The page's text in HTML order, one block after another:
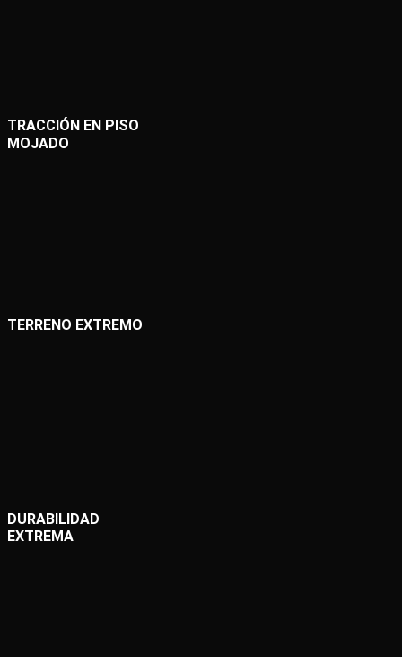
TRACCIÓN EN PISO
MOJADO
TERRENO EXTREMO
DURABILIDAD
EXTREMA